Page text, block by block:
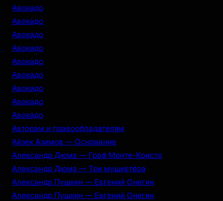
Авокадо
Авокадо
Авокадо
Авокадо
Авокадо
Авокадо
Авокадо
Авокадо
Авокадо
Авторам и правообладателям
Айзек Азимов — Основание
Александр Дюма — Граф Монте-Кристо
Александр Дюма — Три мушкетёра
Александр Пушкин — Евгений Онегин
Александр Пушкин — Евгений Онегин